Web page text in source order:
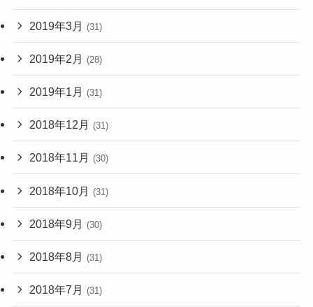
2019年3月 (31)
2019年2月 (28)
2019年1月 (31)
2018年12月 (31)
2018年11月 (30)
2018年10月 (31)
2018年9月 (30)
2018年8月 (31)
2018年7月 (31)